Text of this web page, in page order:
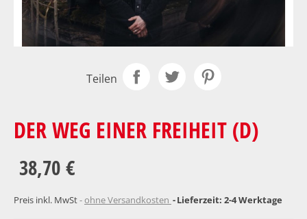
Teilen
DER WEG EINER FREIHEIT (D)
38,70 €
Preis inkl. MwSt ohne Versandkosten Lieferzeit: 2-4 Werktage